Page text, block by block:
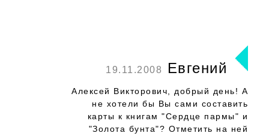
19.11.2008 Евгений
Алексей Викторович, добрый день! А
не хотели бы Вы сами составить
карты к книгам "Сердце пармы" и
"Золота бунта"? Отметить на ней